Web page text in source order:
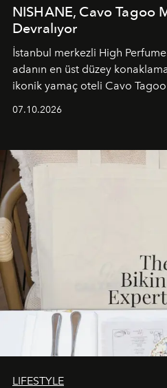
NISHANE, Cavo Tagoo
Devralıyor
İstanbul merkezli High
adanın en üst düzey
ikonik yamaç oteli Cavo
buluşturarak markanın Cavo
sürükleyici ve mevsime özel
07.10.2026
LIFESTYLE